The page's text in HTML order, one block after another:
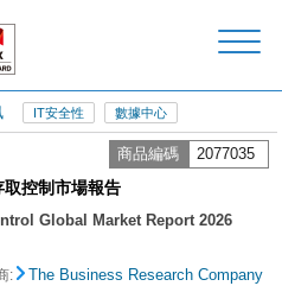
IT安全性 數據中心
商品編碼 2077035
控制市場報告
Global Market Report 2026
: The Business Research Company